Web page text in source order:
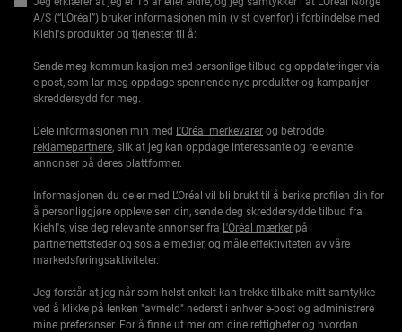
A/S (“L’Oréal”) bruker informasjonen min (vist ovenfor) i forbindelse med
Kiehl's produkter og tjenester til å:
Sende meg kommunikasjon med personlige tilbud og oppdateringer via
e-post, som lar meg oppdage spennende nye produkter og kampanjer
skreddersydd for meg.
Dele informasjonen min med L'Oréal merkevarer og betrodde
reklamepartnere, slik at jeg kan oppdage interessante og relevante
annonser på deres plattformer.
Informasjonen du deler med L’Oréal vil bli brukt til å berike profilen din for
å personliggjøre opplevelsen din, sende deg skreddersydde tilbud fra
Kiehl's, vise deg relevante annonser fra L'Oréal mærker på
partnernettsteder og sosiale medier, og måle effektiviteten av våre
markedsføringsaktiviteter.
Jeg forstår at jeg når som helst enkelt kan trekke tilbake mitt samtykke
ved å klikke på lenken "avmeld" nederst i enhver e-post og administrere
mine preferanser. For å finne ut mer om dine rettigheter og hvordan